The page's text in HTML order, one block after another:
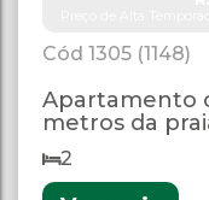
1305 (1148)
Apartamento
metros da
2